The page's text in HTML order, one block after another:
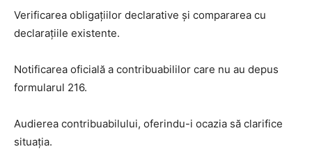
Verificarea obligațiilor declarative și compararea cu
declarațiile existente.
Notificarea oficială a contribuabililor care nu au depus
formularul 216.
Audierea contribuabilului, oferindu-i ocazia să clarifice
situația.